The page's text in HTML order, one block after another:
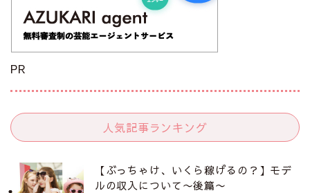
PR
人気記事ランキング
【ぶっちゃけ、いくら稼げるの？】モデ
ルの収入について〜後篇〜